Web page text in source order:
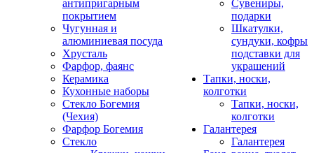
антипригарным
покрытием
Чугунная и
алюминиевая посуда
Хрусталь
Фарфор, фаянс
Керамика
Кухонные наборы
Стекло Богемия
(Чехия)
Фарфор Богемия
Стекло
Сувениры,
подарки
Шкатулки,
сундуки, кофры
подставки для
украшений
Тапки, носки,
колготки
Тапки, носки,
колготки
Галантерея
Галантерея